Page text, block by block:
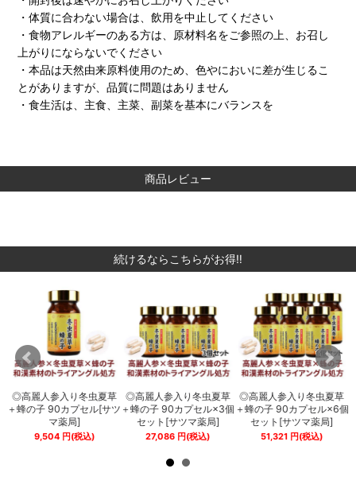
・体質に合わない場合は、飲用を中止してください
・食物アレルギーのある方は、原材料名をご参照の上、お召し
上がりにならないでください
・本品は天然由来原料使用のため、色やにおいに差が生じるこ
とがありますが、品質に問題はありません
・食生活は、主食、主菜、副菜を基本にバランスを
商品レビュー
続けるならこちらがお得‼
◎高麗人参入り冬虫夏草
＋蜂の子 90カプセル[サツ
マ薬局]
9,504円(税込)
◎高麗人参入り冬虫夏草
＋蜂の子 90カプセル×3個
セット[サツマ薬局]
27,086 円(税込)
◎高麗人参入り冬虫夏草
＋蜂の子 90カプセル×6個
セット[サツマ薬局]
51,321 円(税込)